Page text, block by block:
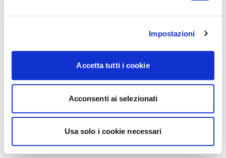
Impostazioni
Accetta tutti i cookie
Acconsenti ai selezionati
Usa solo i cookie necessari